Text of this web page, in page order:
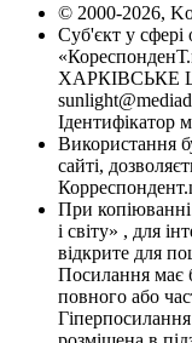
© 2000-2026,
Суб'єкт у сфері
ХАРКІВСЬКЕ
Ідентифікатор
Використання
сайті,
При копіюванні
і світу» , для
відкрите для
Посилання має
повного або